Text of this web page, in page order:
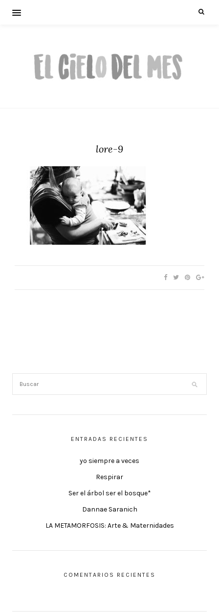
lore-9
ENTRADAS RECIENTES
yo siempre a veces
Respirar
Ser el árbol ser el bosque*
Dannae Saranich
LA METAMORFOSIS: Arte & Maternidades
COMENTARIOS RECIENTES